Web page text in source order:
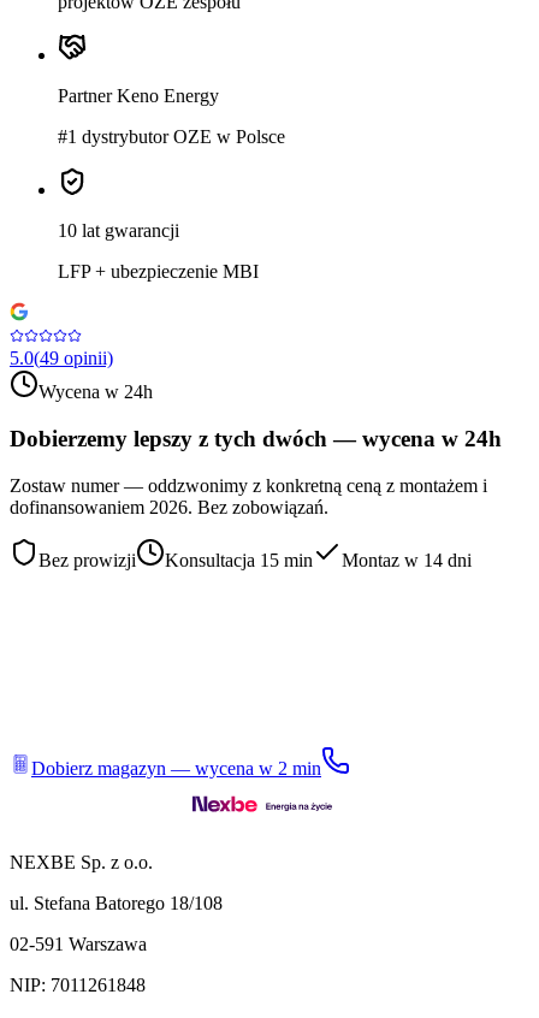
Partner Keno Energy
#1 dystrybutor OZE w Polsce
10 lat gwarancji
LFP + ubezpieczenie MBI
5.0(49 opinii)
Wycena w 24h
Dobierzemy lepszy z tych dwóch —wycena w 24h
Zostaw numer — oddzwonimy z konkretną ceną z montażem i
dofinansowaniem 2026. Bez zobowiązań.
Bez prowizji Konsultacja 15 min Montaz w 14 dni
Dobierz magazyn — wycena w 2 min
NEXBE Sp. z o.o.
ul. Stefana Batorego 18/108
02-591 Warszawa
NIP: 7011261848